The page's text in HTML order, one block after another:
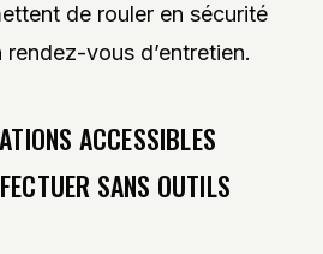
de rouler en sécurité
rendez-vous d’entretien.
ACCESSIBLES
SANS OUTILS